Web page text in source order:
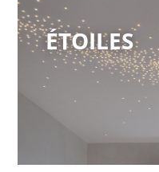
ÉTOILES